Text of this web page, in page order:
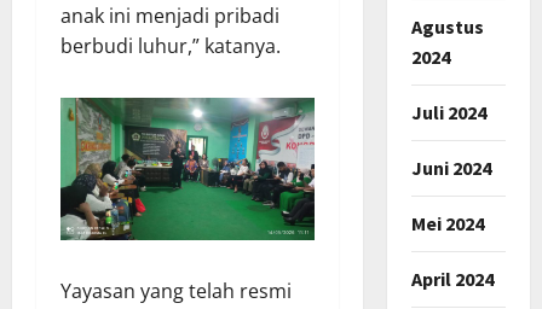
anak ini menjadi pribadi
berbudi luhur,” katanya.
Yayasan yang telah resmi
Agustus
2024
Juli 2024
Juni 2024
Mei 2024
April 2024